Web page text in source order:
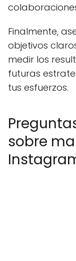
Finalmente,
objetivos
medir los
futuras
tus esfuerzos.
sobre